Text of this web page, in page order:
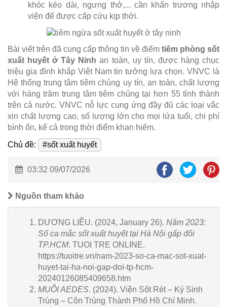
khóc kéo dài, ngưng thở,... cần khẩn trương nhập
viện để được cấp cứu kịp thời.
Bài viết trên đã cung cấp thông tin về điểm tiêm phòng sốt
xuất huyết ở Tây Ninh an toàn, uy tín, được hàng chục
triệu gia đình khắp Việt Nam tin tưởng lựa chọn. VNVC là
Hệ thống trung tâm tiêm chủng uy tín, an toàn, chất lượng
với hàng trăm trung tâm tiêm chủng tại hơn 55 tỉnh thành
trên cả nước. VNVC nỗ lực cung ứng đầy đủ các loại vắc
xin chất lượng cao, số lượng lớn cho mọi lứa tuổi, chi phí
bình ổn, kể cả trong thời điểm khan hiếm.
Chủ đề:
#sốt xuất huyết
03:32 09/07/2026
Nguồn tham khảo
DƯƠNG LIỄU. (2024, January 26). Năm 2023:
Số ca mắc sốt xuất huyết tại Hà Nội gấp đôi
TP.HCM. TUOI TRE ONLINE.
https://tuoitre.vn/nam-2023-so-ca-mac-sot-xuat-
huyet-tai-ha-noi-gap-doi-tp-hcm-
20240126085409658.htm
MUỖI AEDES. (2024). Viện Sốt Rét – Ký Sinh
Trùng – Côn Trùng Thành Phố Hồ Chí Minh.